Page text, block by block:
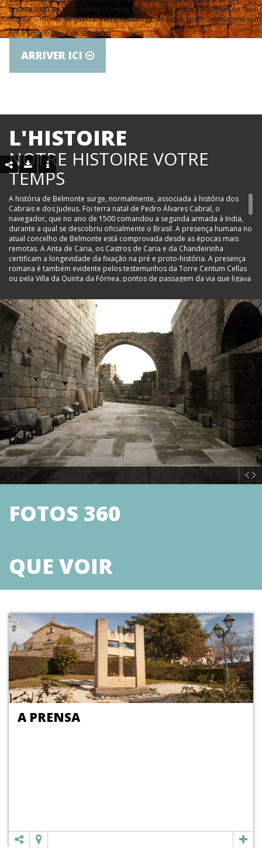
(monte belo ou belo monte). Porém, há quem lhe atribua a origem de “belli
monte” – monte de guerra. Terra solarenga, de boas gentes, paisagens sem
fim e uma história de séculos.
ARRIVER ICI
L'HISTOIRE
NOTRE HISTOIRE VOTRE
TEMPS
A história de Belmonte surge, normalmente, associada à história dos
Cabrais e dos Judeus. Foi terra natal de Pedro Álvares Cabral, o
navegador, que no ano de 1500 comandou a segunda armada à India,
durante a qual se descobriu oficialmente o Brasil. A presença humana no
atual concelho de Belmonte está comprovada desde as épocas mais
remotas. A Anta de Caria, os Castros de Caria e da Chandeirinha
certificam a longevidade da fixação na pré e proto-história. A presença
romana é também evidente pelos testemunhos da Torre Centum Cellas
ou pela Villa da Quinta da Fórnea, pontos de passagem da via que ligava
ligado à história do concelho da Covilhã, concretamente, no foral
concedido em 1186 por D. Sancho I. Mas, em 1199, de acordo com a sua
política de povoamento e reforço da defesa fronteiriça, o mesmo rei
concedeu foral a Belmonte ficando esta até 1385 sob jurisdição da
Covilhã. No século XIII, a vila encontrava-se já em franco desenvolvimento
justificando a existência de duas Igrejas - a de São Tiago e de Santa Maria
(perto do velho cemitério, junto ao Castelo) e de uma Sinagoga. Embora
pertencendo à Coroa, o Castelo de Belmonte era administrado por um
alcaide local e já desde 1398 que este cargo estava ligado aos Cabrais. O
primeiro alcaide foi Luís Alvares Cabral. Fernão Cabral, pai de Pedro
Alvares Cabral, foi o primeiro alcaide-mor. Com ele se iniciou, no século
XV, a época de maior destaque do Castelo e de Belmonte. Em 1510 D.
Manuel I concedeu a Belmonte nova carta de foral. Nessa altura a
comunidade de Belmonte era essencialmente rural, dependente da
pecuária e da agricultura. A presença de Judeus favoreceu também a
existência de algum comércio. Na primeira metade do século XVI o
Concelho de Belmonte tinha "de termo duas léguas em longo e uma de
largura" sendo a vila que na comarca de Castelo Branco tinha a maior
densidade populacional em vizinhos a seguir à Atalaia. Em meados do
de Fora) na Comarca, Provedoria e Diocese de Castelo Branco. E, em
1842 pertencia ao Distrito Administrativo da Guarda. Com a reforma
anos depois foi restaurado o Concelho de Belmonte.
FOTOS 360
QUE VOIR
A PRENSA